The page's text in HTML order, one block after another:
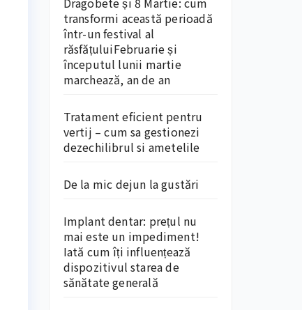
transformi această perioadă
într-un festival al
răsfățuluiFebruarie și
începutul lunii martie
marchează, an de an
Tratament eficient pentru
vertij – cum sa gestionezi
dezechilibrul si ametelile
De la mic dejun la gustări
Implant dentar: prețul nu
mai este un impediment!
Iată cum îți influențează
dispozitivul starea de
sănătate generală